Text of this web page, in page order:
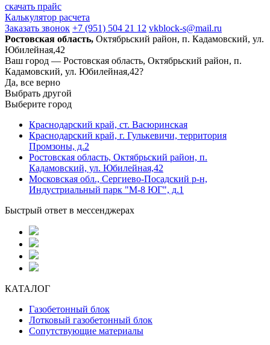
скачать прайс
Калькулятор расчета
Заказать звонок +7 (951) 504 21 12 vkblock-s@mail.ru
Ростовская область, Октябрьский район, п. Кадамовский, ул.
Юбилейная,42
Ваш город — Ростовская область, Октябрьский район, п.
Кадамовский, ул. Юбилейная,42?
Да, все верно
Выбрать другой
Выберите город
Краснодарский край, ст. Васюринская
Краснодарский край, г. Гулькевичи, территория
Промзоны, д.2
Ростовская область, Октябрьский район, п.
Кадамовский, ул. Юбилейная,42
Московская обл., Сергиево-Посадский р-н,
Индустриальный парк "М-8 ЮГ", д.1
Быстрый ответ в мессенджерах
КАТАЛОГ
Газобетонный блок
Лотковый газобетонный блок
Сопутствующие материалы